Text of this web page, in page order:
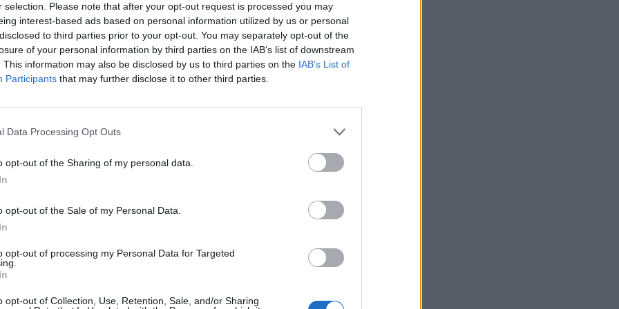
selection. Please note that after your opt-out request is processed you may
interest-based ads based on personal information utilized by us or personal
to third parties prior to your opt-out. You may separately opt-out of the
of your personal information by third parties on the IAB’s list of downstream
This information may also be disclosed by us to third parties on the IAB’s List of
Participants that may further disclose it to other third parties.
Data Processing Opt Outs
opt-out of the Sharing of my personal data.
opt-out of the Sale of my Personal Data.
opt-out of processing my Personal Data for Targeted
opt-out of Collection, Use, Retention, Sale, and/or Sharing
levél alapján a - múlt héten felszámolási eljárások
miatt országos hírekbe került - Liberty Dunaújváros nyugtatja
Önöket megnyugtatni a bérkifizetésekkel kapcsolatban. A munkabérek folyósítása
bérek kifizetésében, így október 10-éig minden dolgozó megkapja
anyagi biztonságának biztosítása továbbra is kiemelten fontos...
portfolio.hu hírarchívumához tartozik, melynek olvasása előfizetéses
cikkarchívum